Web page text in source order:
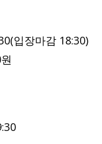
입장마감 18:30)